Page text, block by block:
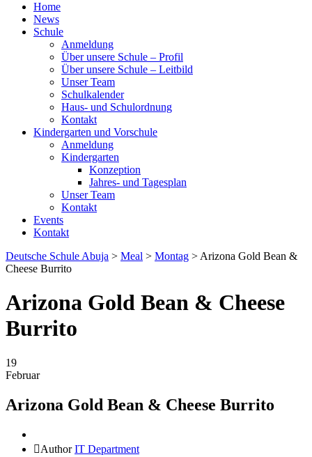
Home
News
Schule
Anmeldung
Über unsere Schule – Profil
Über unsere Schule – Leitbild
Unser Team
Schulkalender
Haus- und Schulordnung
Kontakt
Kindergarten und Vorschule
Anmeldung
Kindergarten
Konzeption
Jahres- und Tagesplan
Unser Team
Kontakt
Events
Kontakt
Deutsche Schule Abuja > Meal > Montag > Arizona Gold Bean &
Cheese Burrito
Arizona Gold Bean & Cheese
Burrito
19
Februar
Arizona Gold Bean & Cheese Burrito
AuthorIT Department